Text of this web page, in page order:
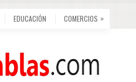
EDUCACIÓN COMERCIOS »